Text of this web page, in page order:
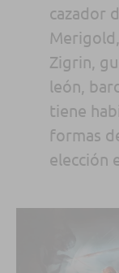
cazador
Merigold
Zigrin,
león,
tiene
formas
elección